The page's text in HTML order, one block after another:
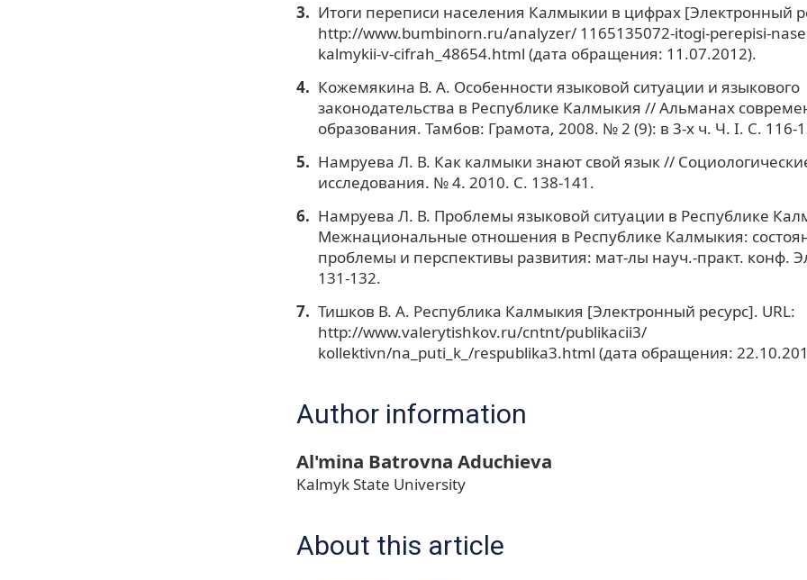
Итоги переписи населения Калмыкии в цифрах [Электронный
http://www.bumbinorn.ru/analyzer/ 1165135072-itogi-perepisi-
kalmykii-v-cifrah_48654.html (дата обращения: 11.07.2012).
Кожемякина В. А. Особенности языковой ситуации и языкового
законодательства в Республике Калмыкия // Альманах
образования. Тамбов: Грамота, 2008. № 2 (9): в 3-х ч. Ч. I. С. 116-
Намруева Л. В. Как калмыки знают свой язык //
исследования. № 4. 2010. С. 138-141.
Намруева Л. В. Проблемы языковой ситуации в Республике
Межнациональные отношения в Республике Калмыкия:
проблемы и перспективы развития: мат-лы науч.-практ. конф.
131-132.
Тишков В. А. Республика Калмыкия [Электронный ресурс]. URL:
http://www.valerytishkov.ru/cntnt/publikacii3/
kollektivn/na_puti_k_/respublika3.html (дата обращения:
Author information
Al'mina Batrovna Aduchieva
Kalmyk State University
About this article